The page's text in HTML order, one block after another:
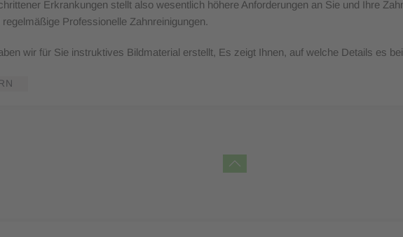
Erkrankungen stellt also wesentlich höhere Anforderungen an Sie und Ihre
Professionelle Zahnreinigungen.
wir für Sie instruktives Bildmaterial erstellt, Es zeigt Ihnen, auf welche Details es